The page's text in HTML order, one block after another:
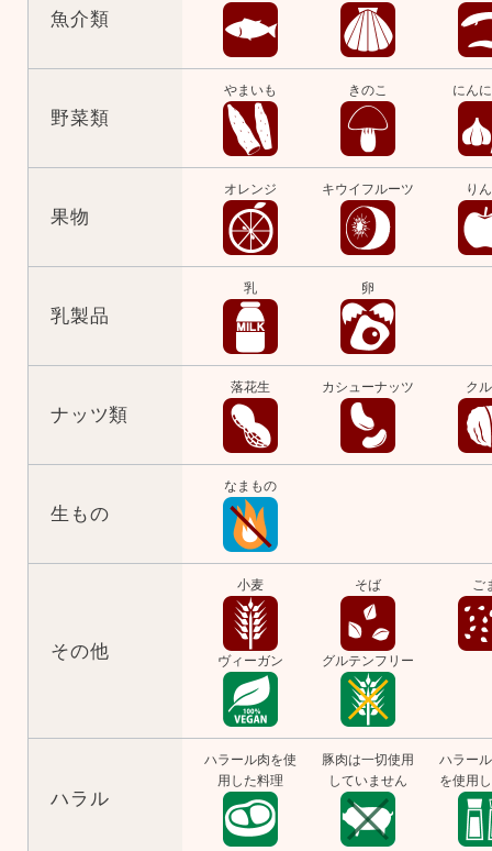
魚介類
野菜類
やまいも きのこ にん
果物
オレンジ キウイフルーツ り
乳製品
乳 卵
ナッツ類
落花生 カシューナッツ ク
生もの
なまもの
その他
小麦 そば ご
ヴィーガン グルテンフリー
ハラル
ハラール肉を使
用した料理
豚肉は一切使用
していません
ハラー
を使用